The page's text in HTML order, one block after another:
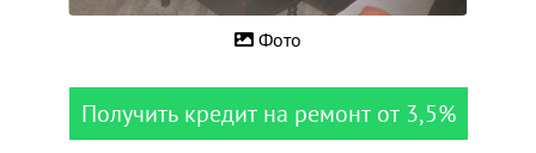
Фото
Получить кредит на ремонт от 3,5%